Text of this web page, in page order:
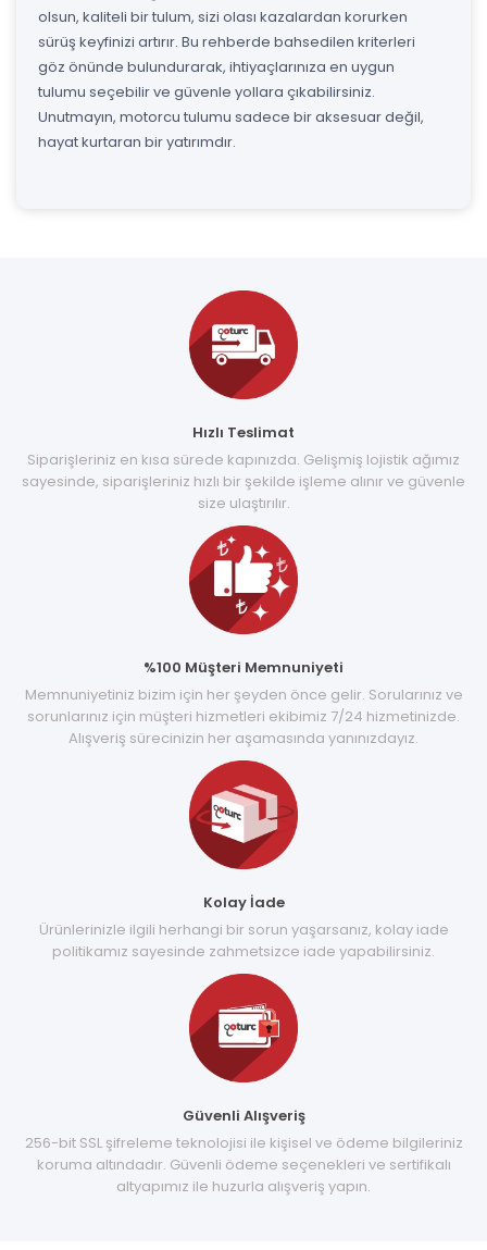
olsun, kaliteli bir tulum, sizi olası kazalardan korurken
sürüş keyfinizi artırır. Bu rehberde bahsedilen kriterleri
göz önünde bulundurarak, ihtiyaçlarınıza en uygun
tulumu seçebilir ve güvenle yollara çıkabilirsiniz.
Unutmayın, motorcu tulumu sadece bir aksesuar değil,
hayat kurtaran bir yatırımdır.
Hızlı Teslimat
Siparişleriniz en kısa sürede kapınızda. Gelişmiş lojistik ağımız
sayesinde, siparişleriniz hızlı bir şekilde işleme alınır ve güvenle
size ulaştırılır.
%100 Müşteri Memnuniyeti
Memnuniyetiniz bizim için her şeyden önce gelir. Sorularınız ve
sorunlarınız için müşteri hizmetleri ekibimiz 7/24 hizmetinizde.
Alışveriş sürecinizin her aşamasında yanınızdayız.
Kolay İade
Ürünlerinizle ilgili herhangi bir sorun yaşarsanız, kolay iade
politikamız sayesinde zahmetsizce iade yapabilirsiniz.
Güvenli Alışveriş
256-bit SSL şifreleme teknolojisi ile kişisel ve ödeme bilgileriniz
koruma altındadır. Güvenli ödeme seçenekleri ve sertifikalı
altyapımız ile huzurla alışveriş yapın.